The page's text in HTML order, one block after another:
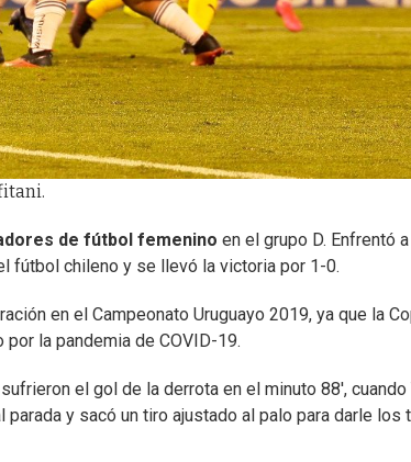
de fútbol femenino en el grupo D. Enfrentó
fútbol chileno y se llevó la victoria por 1-0.
en el Campeonato Uruguayo 2019, ya que la
la pandemia de COVID-19.
el gol de la derrota en el minuto 88',
y sacó un tiro ajustado al palo para darle los